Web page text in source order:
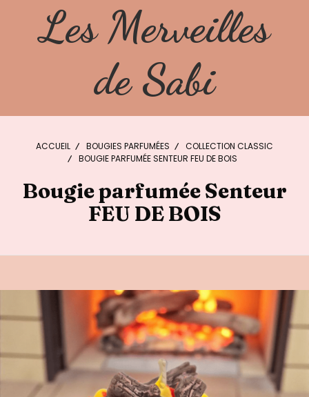
Les Merveilles
de Sabi
ACCUEIL BOUGIES PARFUMÉES
COLLECTION CLASSIC
BOUGIE PARFUMÉE SENTEUR FEU DE BOIS
Bougie parfumée Senteur
FEU DE BOIS